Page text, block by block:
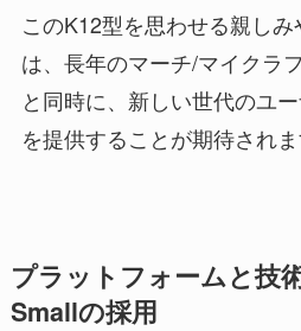
このK12型を思わせる親し
は、長年のマーチ/マイクラ
と同時に、新しい世代のユ
を提供することが期待されま
プラットフォームと技
Smallの採用